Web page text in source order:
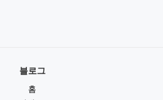
블로그
홈